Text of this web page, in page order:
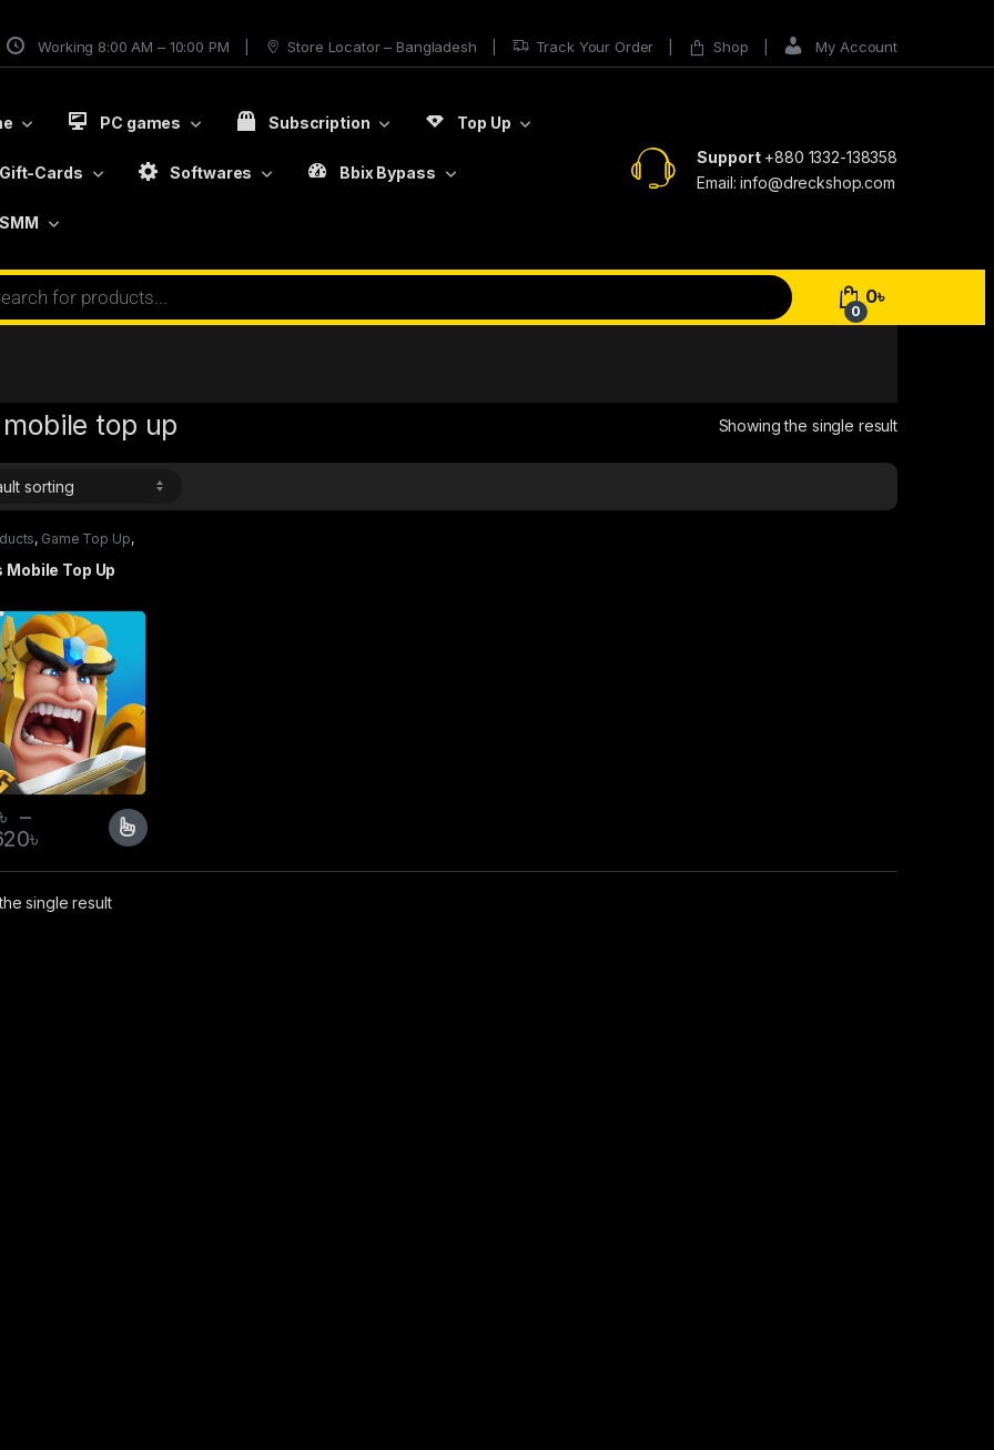
Working 8:00 AM – 10:00 PM Store Locator – Bangladesh Track Your Order Shop My Account
PC games Subscription Top Up
Gift-Cards Softwares Bbix Bypass
SMM
Support+880 1332-138358
Email: info@dreckshop.com
0
0৳
top up Showing the single result
, Game Top Up,
Mobile Top Up
৳ –
৳
single result